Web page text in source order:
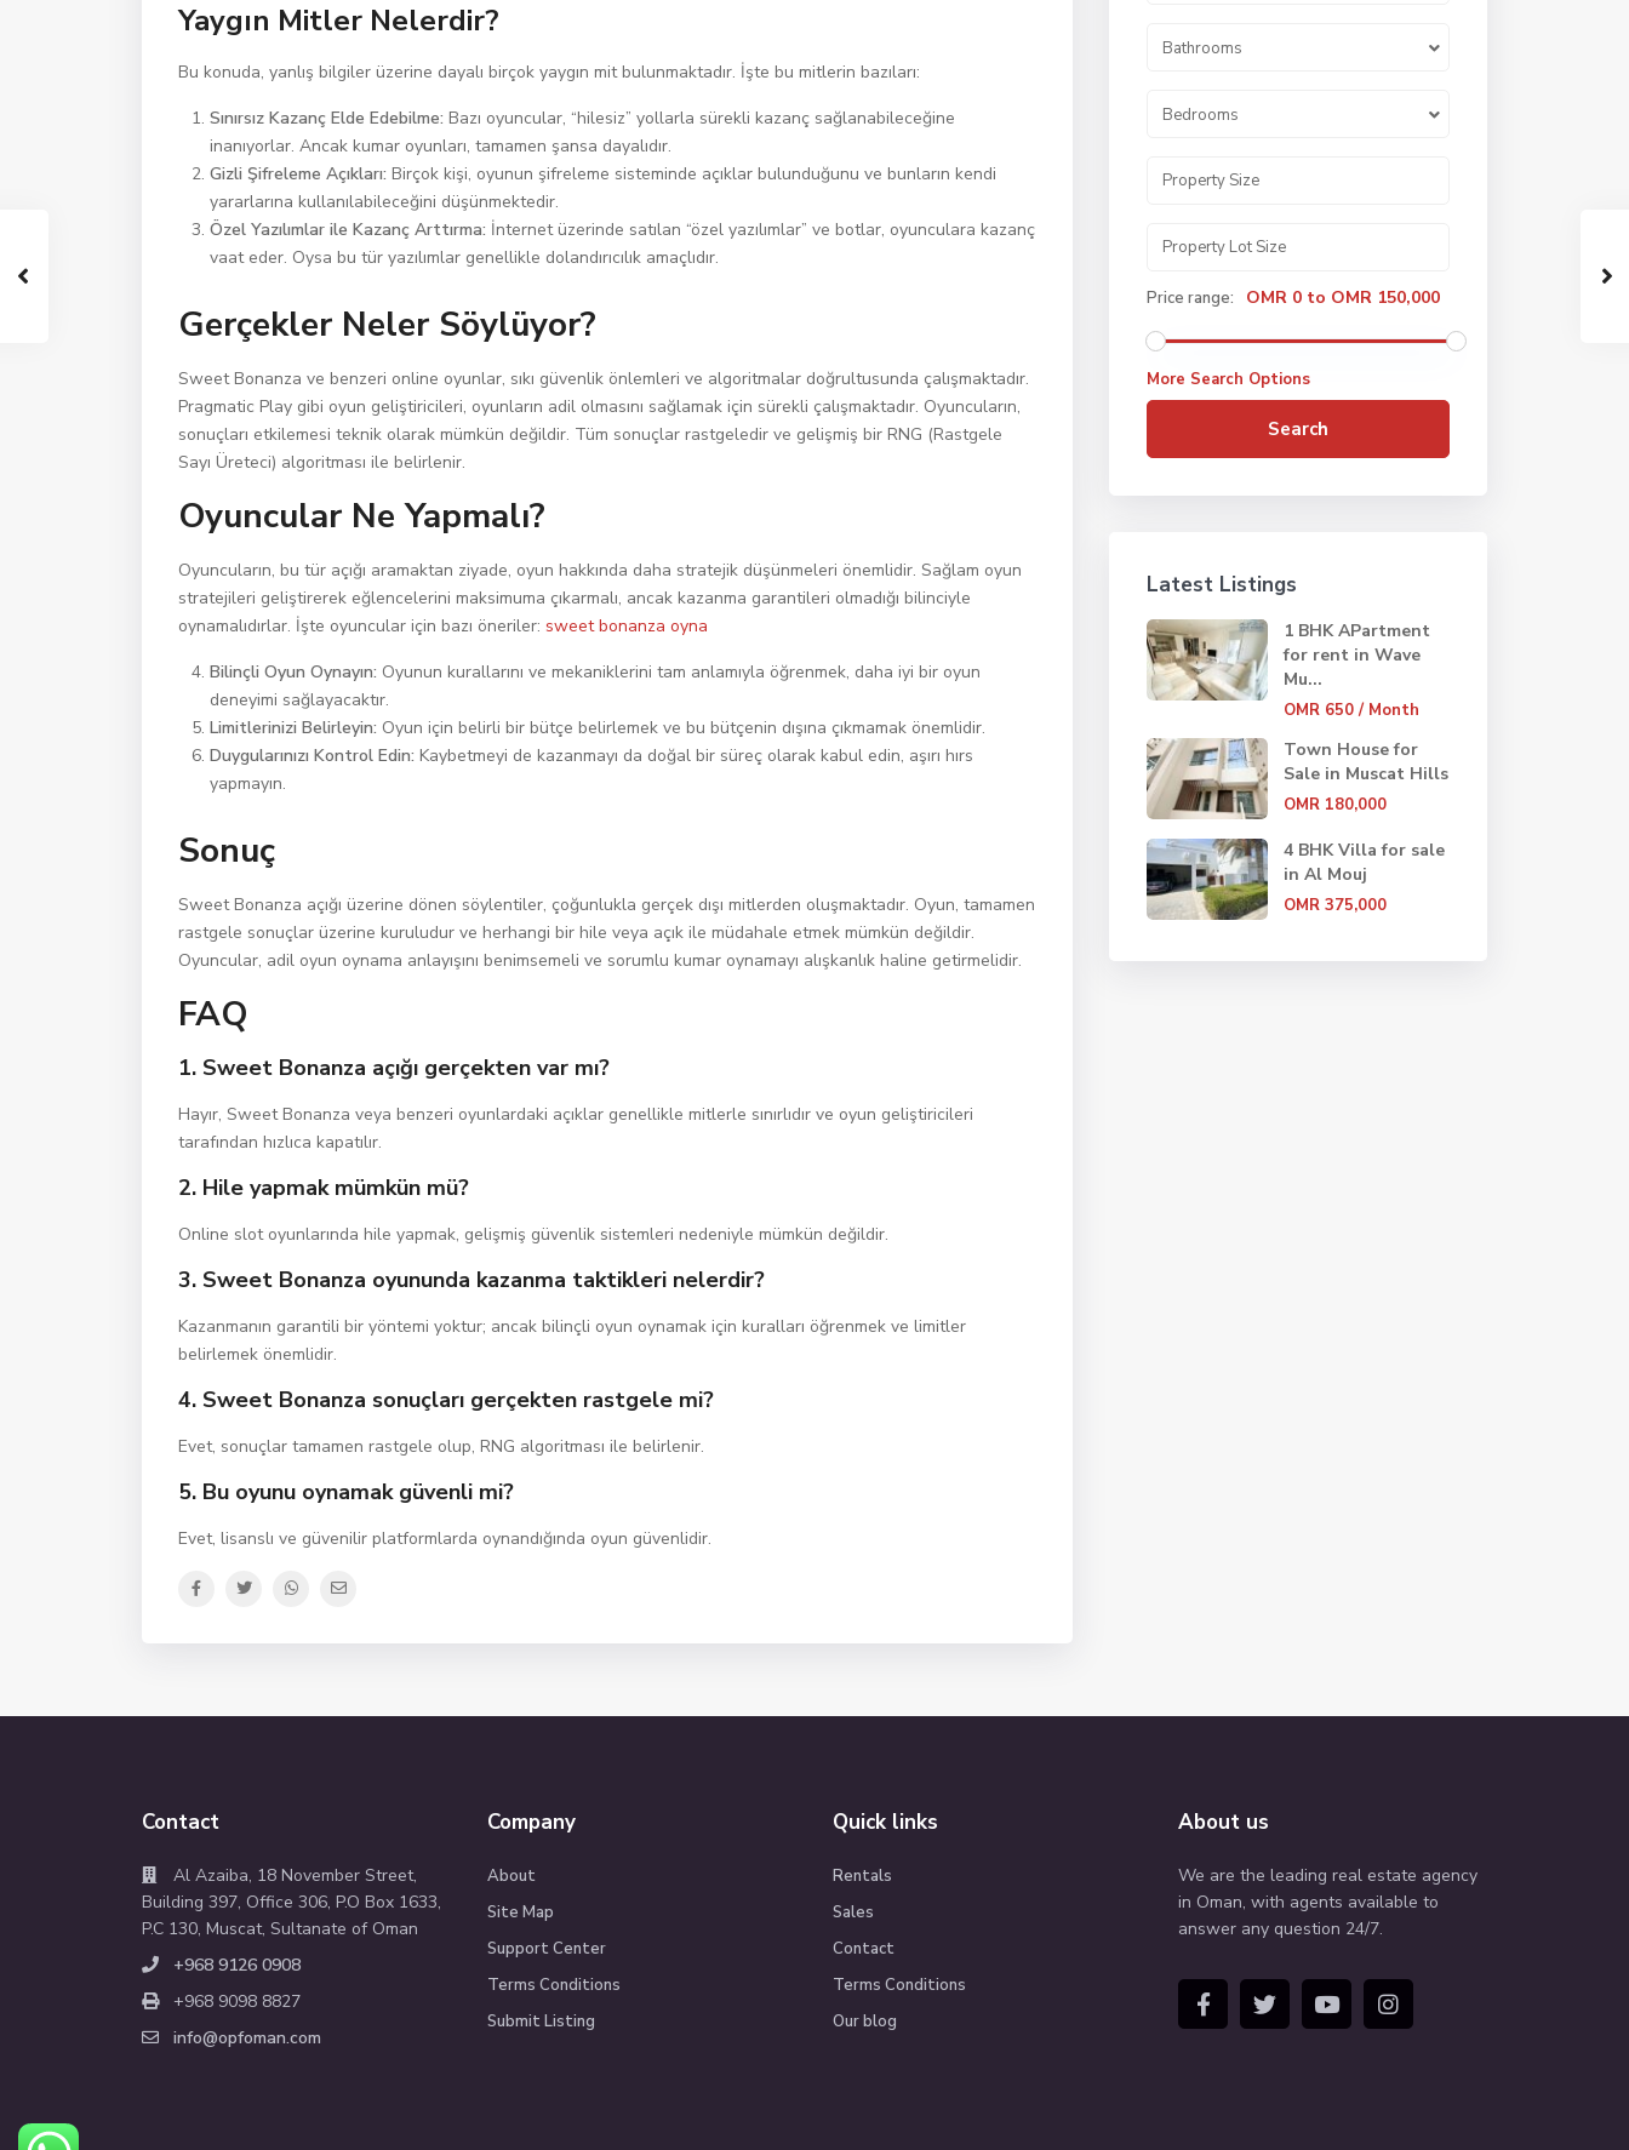
Yaygın Mitler Nelerdir?
Bu konuda, yanlış bilgiler üzerine dayalı birçok yaygın mit bulunmaktadır. İşte bu mitlerin bazıları:
Sınırsız Kazanç Elde Edebilme: Bazı oyuncular, “hilesiz” yollarla sürekli kazanç sağlanabileceğine
inanıyorlar. Ancak kumar oyunları, tamamen şansa dayalıdır.
Gizli Şifreleme Açıkları: Birçok kişi, oyunun şifreleme sisteminde açıklar bulunduğunu ve bunların kendi
yararlarına kullanılabileceğini düşünmektedir.
Özel Yazılımlar ile Kazanç Arttırma: İnternet üzerinde satılan “özel yazılımlar” ve botlar, oyunculara kazanç
vaat eder. Oysa bu tür yazılımlar genellikle dolandırıcılık amaçlıdır.
Gerçekler Neler Söylüyor?
Sweet Bonanza ve benzeri online oyunlar, sıkı güvenlik önlemleri ve algoritmalar doğrultusunda çalışmaktadır.
Pragmatic Play gibi oyun geliştiricileri, oyunların adil olmasını sağlamak için sürekli çalışmaktadır. Oyuncuların,
sonuçları etkilemesi teknik olarak mümkün değildir. Tüm sonuçlar rastgeledir ve gelişmiş bir RNG (Rastgele
Sayı Üreteci) algoritması ile belirlenir.
Oyuncular Ne Yapmalı?
Oyuncuların, bu tür açığı aramaktan ziyade, oyun hakkında daha stratejik düşünmeleri önemlidir. Sağlam oyun
stratejileri geliştirerek eğlencelerini maksimuma çıkarmalı, ancak kazanma garantileri olmadığı bilinciyle
oynamalıdırlar. İşte oyuncular için bazı öneriler: sweet bonanza oyna
Bilinçli Oyun Oynayın: Oyunun kurallarını ve mekaniklerini tam anlamıyla öğrenmek, daha iyi bir oyun
deneyimi sağlayacaktır.
Limitlerinizi Belirleyin: Oyun için belirli bir bütçe belirlemek ve bu bütçenin dışına çıkmamak önemlidir.
Duygularınızı Kontrol Edin: Kaybetmeyi de kazanmayı da doğal bir süreç olarak kabul edin, aşırı hırs
yapmayın.
Sonuç
Sweet Bonanza açığı üzerine dönen söylentiler, çoğunlukla gerçek dışı mitlerden oluşmaktadır. Oyun, tamamen
rastgele sonuçlar üzerine kuruludur ve herhangi bir hile veya açık ile müdahale etmek mümkün değildir.
Oyuncular, adil oyun oynama anlayışını benimsemeli ve sorumlu kumar oynamayı alışkanlık haline getirmelidir.
FAQ
1. Sweet Bonanza açığı gerçekten var mı?
Hayır, Sweet Bonanza veya benzeri oyunlardaki açıklar genellikle mitlerle sınırlıdır ve oyun geliştiricileri
tarafından hızlıca kapatılır.
2. Hile yapmak mümkün mü?
Online slot oyunlarında hile yapmak, gelişmiş güvenlik sistemleri nedeniyle mümkün değildir.
3. Sweet Bonanza oyununda kazanma taktikleri nelerdir?
Kazanmanın garantili bir yöntemi yoktur; ancak bilinçli oyun oynamak için kuralları öğrenmek ve limitler
belirlemek önemlidir.
4. Sweet Bonanza sonuçları gerçekten rastgele mi?
Evet, sonuçlar tamamen rastgele olup, RNG algoritması ile belirlenir.
5. Bu oyunu oynamak güvenli mi?
Evet, lisanslı ve güvenilir platformlarda oynandığında oyun güvenlidir.
Bathrooms
Bedrooms
Price range: OMR 0 to OMR 150,000
More Search Options
Search
Latest Listings
1 BHK APartment
for rent in Wave
Mu...
OMR 650/ Month
Town House for
Sale in Muscat Hills
OMR 180,000
4 BHK Villa for sale
in Al Mouj
OMR 375,000
Contact
Al Azaiba, 18 November Street,
Building 397, Office 306, P.O Box 1633,
P.C 130, Muscat, Sultanate of Oman
+968 9126 0908
+968 9098 8827
info@opfoman.com
Company
About
Site Map
Support Center
Terms Conditions
Submit Listing
Quick links
Rentals
Sales
Contact
Terms Conditions
Our blog
About us
We are the leading real estate agency
in Oman, with agents available to
answer any question 24/7.